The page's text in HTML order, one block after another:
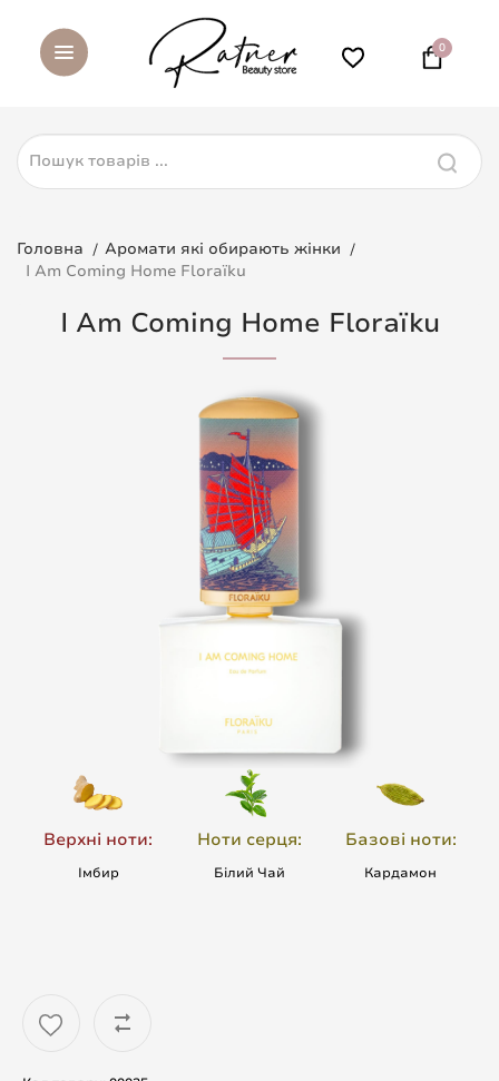
0
Головна
Аромати які обирають жінки
I Am Coming Home Floraïku
I Am Coming Home Floraïku
Верхні ноти:
Імбир
Ноти серця:
Білий Чай
Базові ноти:
Кардамон